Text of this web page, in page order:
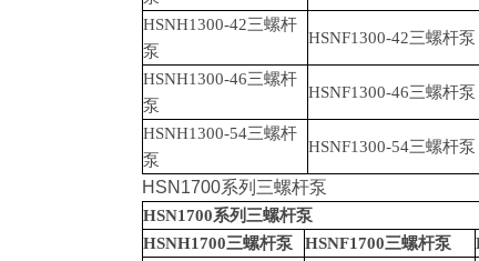
HSNH1300-42三螺杆
泵
HSNF1300-42三螺杆泵
HSNH1300-46三螺杆
泵
HSNF1300-46三螺杆泵
HSNH1300-54三螺杆
泵
HSNF1300-54三螺杆泵
HSN1700系列三螺杆泵
HSN1700系列三螺杆泵
HSNH1700三螺杆泵 HSNF1700三螺杆泵